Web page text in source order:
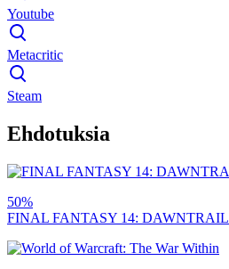
Youtube
Metacritic
Steam
Ehdotuksia
50%
FINAL FANTASY 14: DAWNTRAIL